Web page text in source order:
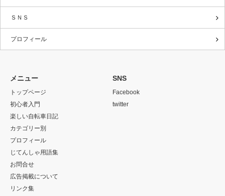
ＳＮＳ
プロフィール
メニュー
トップページ
初心者入門
楽しい自転車日記
カテゴリー別
プロフィール
じてんしゃ用語集
お問合せ
広告掲載について
リンク集
SNS
Facebook
twitter